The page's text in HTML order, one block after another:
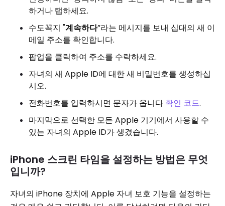
하거나 탭하세요.
수도꼭지 "계속하다”라는 메시지를 보내 십대의 새 이
메일 주소를 확인합니다.
팝업을 클릭하여 주소를 수락하세요.
자녀의 새 Apple ID에 대한 새 비밀번호를 생성하십
시오.
전화번호를 입력하시면 문자가 옵니다 확인 코드.
마지막으로 선택한 모든 Apple 기기에서 사용할 수
있는 자녀의 Apple ID가 생겼습니다.
iPhone 스크린 타임을 설정하는 방법은 무엇
입니까?
자녀의 iPhone 장치에 Apple 자녀 보호 기능을 설정하는